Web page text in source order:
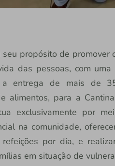
propósito de promover
das pessoas, com uma
a entrega de mais de
alimentos, para a
exclusivamente por
na comunidade,
por dia, e
em situação de